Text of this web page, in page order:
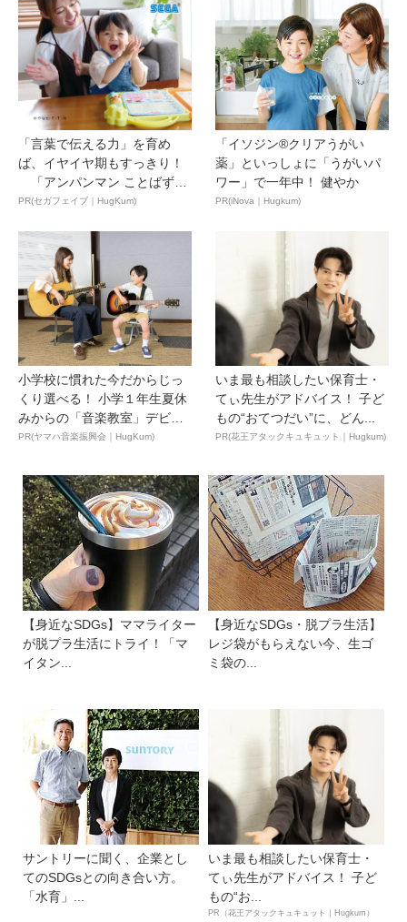
「言葉で伝える力」を育め
ば、イヤイヤ期もすっきり！
「アンパンマン ことばずか
ん...
PR(セガフェイブ｜HugKum)
「イソジン®クリアうがい
薬」といっしょに「うがいパ
ワー」で一年中！ 健やか
PR(iNova｜Hugkum)
小学校に慣れた今だからじっ
くり選べる！ 小学１年生夏休
みからの「音楽教室」デビ
ュ...
PR(ヤマハ音楽振興会｜HugKum)
いま最も相談したい保育士・
てぃ先生がアドバイス！ 子ど
もの“おてつだい”に、どん...
PR(花王アタックキュキュット｜Hugkum)
【身近なSDGs】ママライター
が脱プラ生活にトライ！「マ
イタン...
【身近なSDGs・脱プラ生活】
レジ袋がもらえない今、生ゴ
ミ袋の...
サントリーに聞く、企業とし
てのSDGsとの向き合い方。
「水育」...
いま最も相談したい保育士・
てぃ先生がアドバイス！ 子ど
もの“お...
PR（花王アタックキュキュット｜Hugkum）